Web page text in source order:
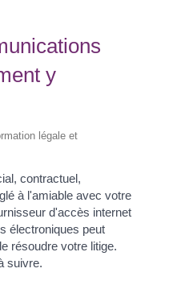
y
légale et
contractuel,
à l'amiable avec votre
d'accès internet
électroniques peut
résoudre votre litige.
suivre.